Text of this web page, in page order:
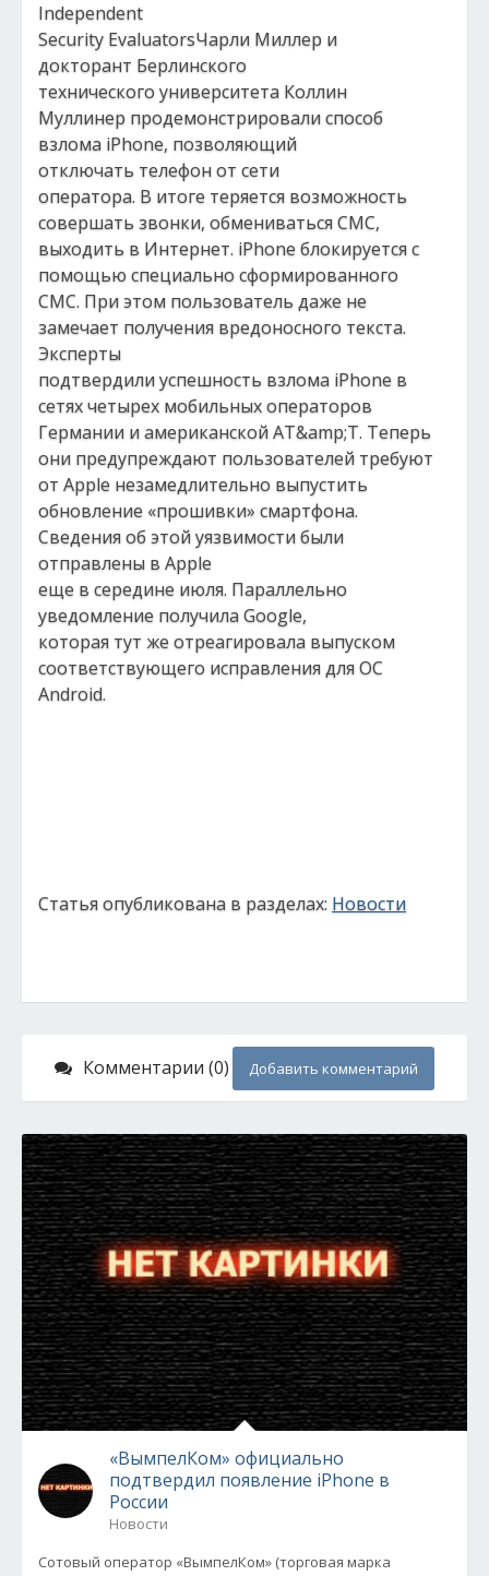
Independent
Security EvaluatorsЧарли Миллер и
докторант Берлинского
технического университета Коллин
Муллинер продемонстрировали способ
взлома iPhone, позволяющий
отключать телефон от сети
оператора. В итоге теряется возможность
совершать звонки, обмениваться СМС,
выходить в Интернет. iPhone блокируется с
помощью специально сформированного
СМС. При этом пользователь даже не
замечает получения вредоносного текста.
Эксперты
подтвердили успешность взлома iPhone в
сетях четырех мобильных операторов
Германии и американской AT&amp;T. Теперь
они предупреждают пользователей требуют
от Apple незамедлительно выпустить
обновление «прошивки» смартфона.
Сведения об этой уязвимости были
отправлены в Apple
еще в середине июля. Параллельно
уведомление получила Google,
которая тут же отреагировала выпуском
соответствующего исправления для ОС
Android.
Статья опубликована в разделах: Новости
Комментарии (0) Добавить комментарий
«ВымпелКом» официально
подтвердил появление iPhone в
России
Новости
Сотовый оператор «ВымпелКом» (торговая марка